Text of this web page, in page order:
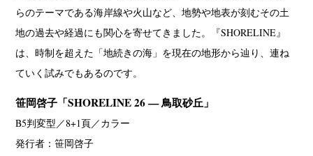
らのテーマである海岸線や火山など、地勢や地表が刻むその土
地の過去や経過にも関心を寄せてきました。『SHORELINE』
は、時制を超えた「地続きの海」を現在の地形から辿り、連ね
ていく試みでもあるのです。
笹岡啓子「SHORELINE 26 — 鳥取砂丘」
B5判変型／8+1頁／カラー
発行者：笹岡啓子